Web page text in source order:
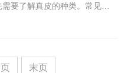
要了解真皮的种类。常见的
打磨的天然皮革，具有极好
末页